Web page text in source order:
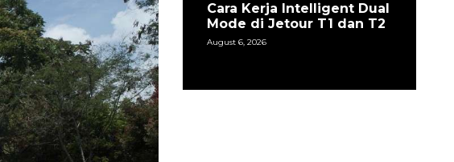
Cara Kerja Intelligent Dual
Mode di Jetour T1 dan T2
August 6, 2026